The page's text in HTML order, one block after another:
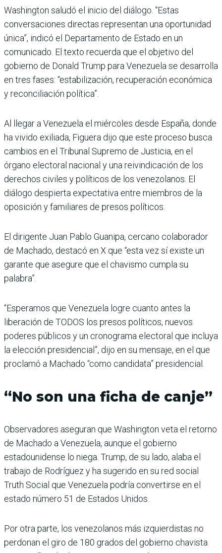
Washington saludó el inicio del diálogo. “Estas
conversaciones directas representan una oportunidad
única”, indicó el Departamento de Estado en un
comunicado. El texto recuerda que el objetivo del
gobierno de Donald Trump para Venezuela se desarrolla
en tres fases: “estabilización, recuperación económica
y reconciliación política”.
Al llegar a Venezuela el miércoles desde España, donde
ha vivido exiliada, Figuera dijo que este proceso busca
cambios en el Tribunal Supremo de Justicia, en el
órgano electoral nacional y una reivindicación de los
derechos civiles y políticos de los venezolanos. El
diálogo despierta expectativa entre miembros de la
oposición y familiares de presos políticos.
El dirigente Juan Pablo Guanipa, cercano colaborador
de Machado, destacó en X que “esta vez sí existe un
garante que asegure que el chavismo cumpla su
palabra”.
“Esperamos que Venezuela logre cuanto antes la
liberación de TODOS los presos políticos, nuevos
poderes públicos y un cronograma electoral que incluya
la elección presidencial”, dijo en su mensaje, en el que
proclamó a Machado “como candidata” presidencial.
“No son una ficha de canje”
Observadores aseguran que Washington veta el retorno
de Machado a Venezuela, aunque el gobierno
estadounidense lo niega. Trump, de su lado, alaba el
trabajo de Rodríguez y ha sugerido en su red social
Truth Social que Venezuela podría convertirse en el
estado número 51 de Estados Unidos.
Por otra parte, los venezolanos más izquierdistas no
perdonan el giro de 180 grados del gobierno chavista